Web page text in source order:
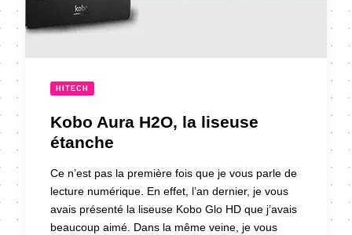
HITECH
Kobo Aura H2O, la liseuse
étanche
Ce n’est pas la première fois que je vous parle de
lecture numérique. En effet, l’an dernier, je vous
avais présenté la liseuse Kobo Glo HD que j’avais
beaucoup aimé. Dans la même veine, je vous